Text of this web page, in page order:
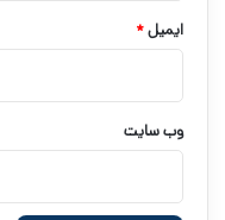
ایمیل*
وب‌ سایت